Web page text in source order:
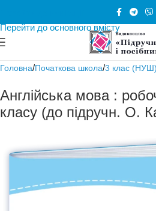
Перейти до основного вмісту
Головна/Початкова школа/3 клас (НУШ)
Англійська мова :
класу (до підручн. О.